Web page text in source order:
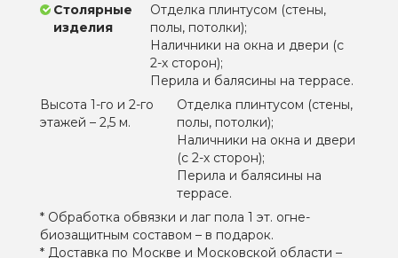
Столярные
изделия
Отделка плинтусом (стены,
полы, потолки);
Наличники на окна и двери (с
2-х сторон);
Перила и балясины на террасе.
Высота 1-го и 2-го
этажей – 2,5 м.
Отделка плинтусом (стены,
полы, потолки);
Наличники на окна и двери
(с 2-х сторон);
Перила и балясины на
террасе.
* Обработка обвязки и лаг пола 1 эт. огне-
биозащитным составом – в подарок.
* Доставка по Москве и Московской области –